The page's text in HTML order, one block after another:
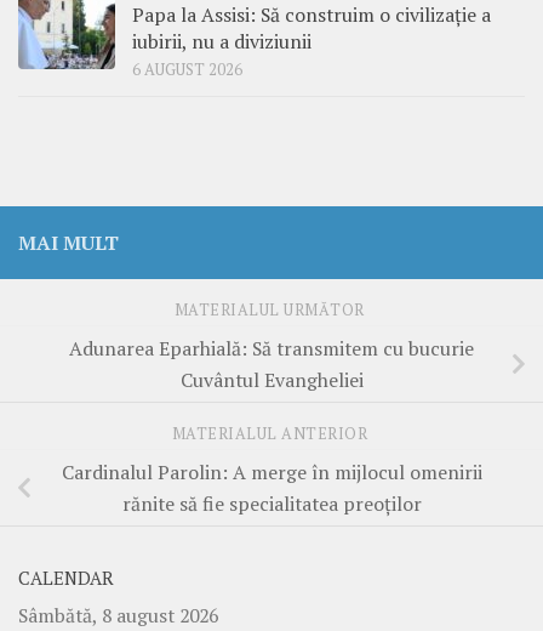
Papa la Assisi: Să construim o civilizație a
iubirii, nu a diviziunii
6 AUGUST 2026
MAI MULT
MATERIALUL URMĂTOR
Adunarea Eparhială: Să transmitem cu bucurie
Cuvântul Evangheliei
MATERIALUL ANTERIOR
Cardinalul Parolin: A merge în mijlocul omenirii
rănite să fie specialitatea preoților
CALENDAR
Sâmbătă, 8 august 2026